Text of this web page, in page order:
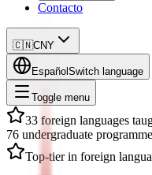
Contacto
🇨🇳CNY
Español Switch language
Toggle menu
33 foreign languages
76 undergraduate
Top-tier in foreign